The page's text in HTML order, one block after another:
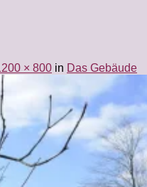
× 800 in Das Gebäude